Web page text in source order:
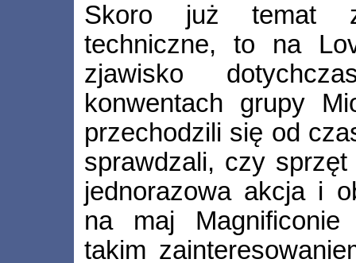
Skoro już temat
techniczne, to na
zjawisko
konwentach grupy
przechodzili się od
sprawdzali, czy sprzęt
jednorazowa akcja i
na maj
takim